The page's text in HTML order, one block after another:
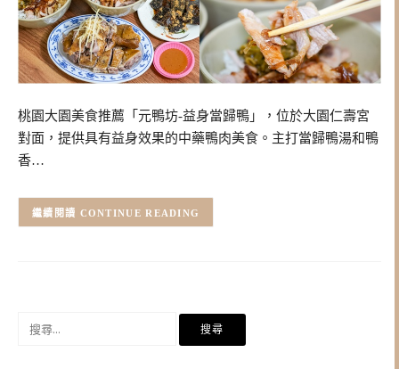
桃園大園美食推薦「元鴨坊-益身當歸鴨」，位於大園仁壽宮
對面，提供具有益身效果的中藥鴨肉美食。主打當歸鴨湯和鴨
香…
CONTINUE READING